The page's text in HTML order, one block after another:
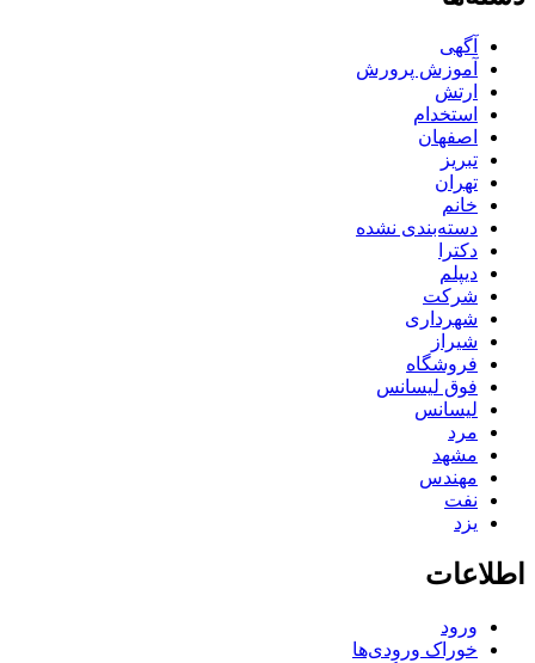
آگهی
آموزش پرورش
ارتش
استخدام
اصفهان
تبریز
تهران
خانم
دسته‌بندی نشده
دکترا
دیپلم
شرکت
شهرداری
شیراز
فروشگاه
فوق لیسانس
لیسانس
مرد
مشهد
مهندس
نفت
یزد
اطلاعات
ورود
خوراک ورودی‌ها